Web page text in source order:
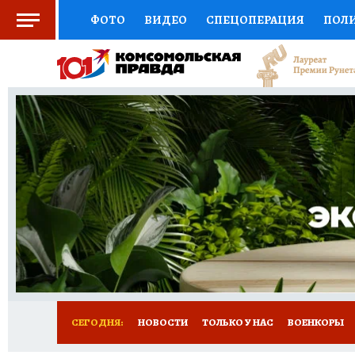
ФОТО ВИДЕО СПЕЦОПЕРАЦИЯ
СОЦПОДДЕРЖКА НАУКА СПОРТ
ВЫБОР ЭКСПЕРТОВ ДОКТОР
КНИЖНАЯ ПОЛКА ПРОГНОЗЫ НА СПОРТ
ПРЕСС-ЦЕНТР НЕДВИЖИМОСТЬ
РАДИО КП РЕКЛАМА ТЕСТЫ НОВОЕ
СЕГОДНЯ: НОВОСТИ ТОЛЬКО У НАС ВОЕНКОРЫ